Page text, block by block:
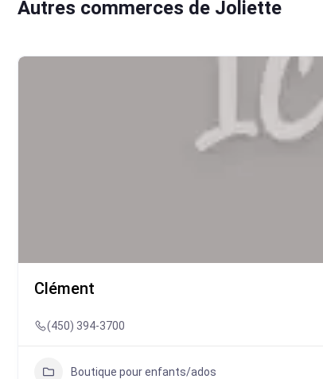
Autres commerces de Joliette
Clément
(450) 394-3700
Boutique pour enfants/ados